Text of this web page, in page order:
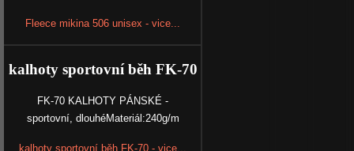
Fleece mikina 506 unisex - vice...
kalhoty sportovní běh FK-70
FK-70 KALHOTY PÁNSKÉ -
sportovní, dlouhéMateriál:240g/m
kalhoty sportovní běh FK-70 - vice...